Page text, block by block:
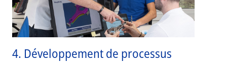
4. Développement de processus